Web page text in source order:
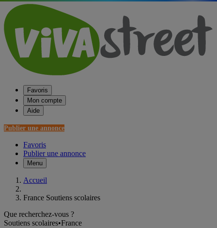
Favoris
Mon compte
Aide
Publier une annonce
Favoris
Publier une annonce
Menu
Accueil
France Soutiens scolaires
Que recherchez-vous ?
Soutiens scolaires•France